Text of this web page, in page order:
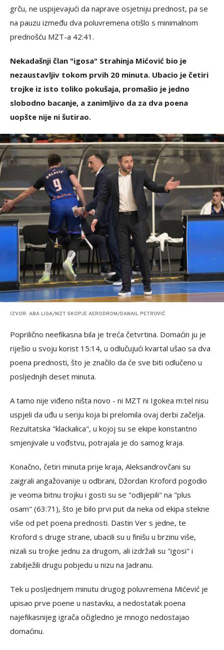
grču, ne uspijevajući da naprave osjetniju prednost, pa se
na pauzu između dva poluvremena otišlo s minimalnom
prednošću MZT-a 42:41.
Nekadašnji član "igosa" Strahinja Mićović bio je
nezaustavljiv tokom prvih 20 minuta. Ubacio je četiri
trojke iz isto toliko pokušaja, promašio je jedno
slobodno bacanje, a zanimljivo da za dva poena
uopšte nije ni šutirao.
IZVOR: ABA LIGA/MZT SKOPJE AERODROM/DANAIL PETROVIĆ
Poprilično neefikasna bila je treća četvrtina. Domaćin ju je
riješio u svoju korist 15:14, u odlučujući kvartal ušao sa dva
poena prednosti, što je značilo da će sve biti odlučeno u
posljednjih deset minuta.
A tamo nije viđeno ništa novo - ni MZT ni Igokea m:tel nisu
uspjeli da uđu u seriju koja bi prelomila ovaj derbi začelja.
Rezultatska "klackalica", u kojoj su se ekipe konstantno
smjenjivale u vođstvu, potrajala je do samog kraja.
Konačno, četiri minuta prije kraja, Aleksandrovčani su
zaigrali angažovanije u odbrani, Džordan Kroford pogodio
je veoma bitnu trojku i gosti su se "odlijepili" na "plus
osam" (63:71), što je bilo prvi put da neka od ekipa stekne
više od pet poena prednosti. Dastin Ver s jedne, te
Kroford s druge strane, ubacili su u finišu u brzinu više,
nizali su trojke jednu za drugom, ali izdržali su "igosi" i
zabilježili drugu pobjedu u nizu na Jadranu.
Tek u posljednjem minutu drugog poluvremena Mićević je
upisao prve poene u nastavku, a nedostatak poena
najefikasnijeg igrača očigledno je mnogo nedostajao
domaćinu.